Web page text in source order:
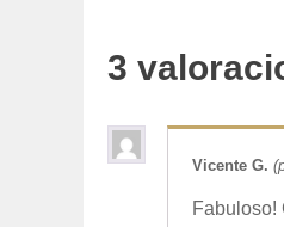
3
Vicente G.
Fabuloso!